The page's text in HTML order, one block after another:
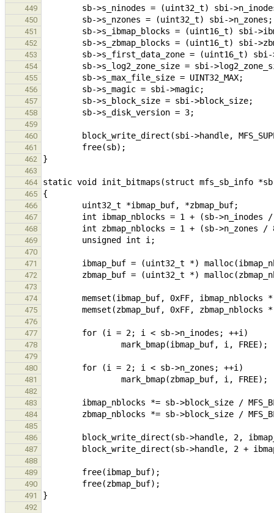
449
450
451
452
453
454
455
456
457
458
459
460
461
462
463
464
465
466
467
468
469
470
471
472
473
474
475
476
477
478
479
480
481
482
483
484
485
486
487
488
489
490
491
492